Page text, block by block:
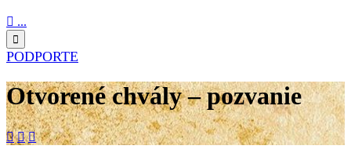
 ...

PODPORTE
Otvorené chvály – pozvanie
  